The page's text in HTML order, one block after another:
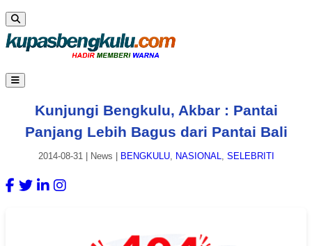
Kunjungi Bengkulu, Akbar : Pantai
Panjang Lebih Bagus dari Pantai Bali
2014-08-31| News BENGKULU, NASIONAL, SELEBRITI